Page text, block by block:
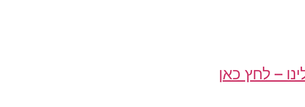
– לחץ כאן